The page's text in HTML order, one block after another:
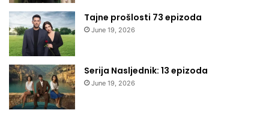
Tajne prošlosti 73 epizoda
June 19, 2026
Serija Nasljednik: 13 epizoda
June 19, 2026